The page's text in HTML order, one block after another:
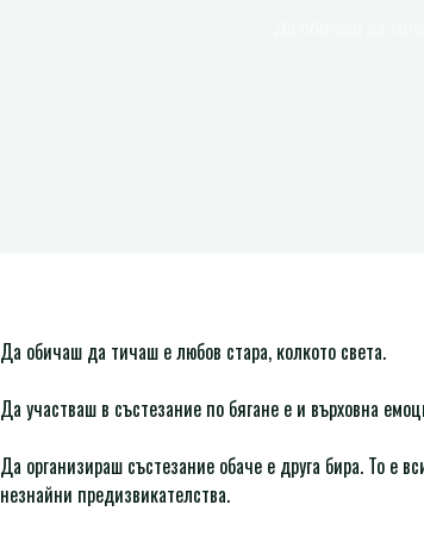
Да обичаш да тичаш е любов стара, колкото света.
Да участваш в състезание по бягане е и върховна
Да организираш състезание обаче е друга бира. То е
незнайни предизвикателства.